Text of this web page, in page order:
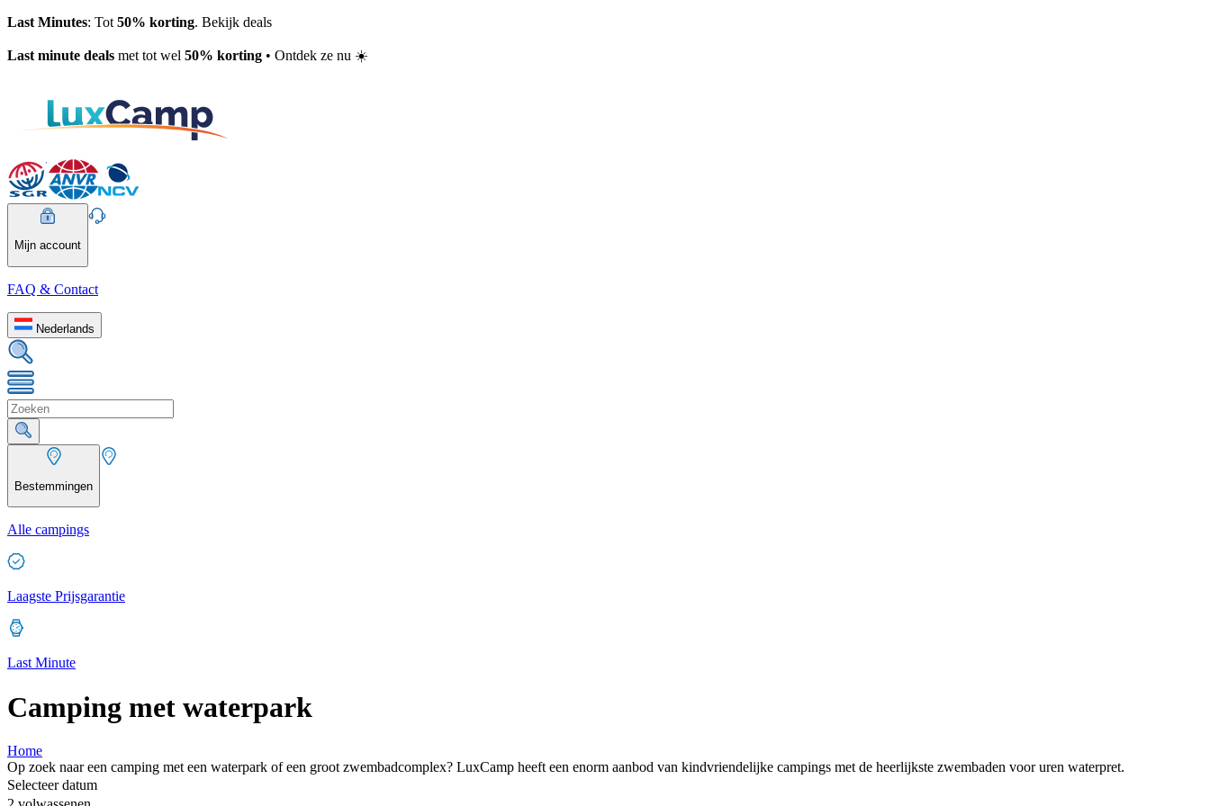
Last Minutes: Tot 50% korting. Bekijk deals
Last minute deals met tot wel 50% korting • Ontdek ze nu ☀️
Mijn account
FAQ & Contact
Nederlands
Bestemmingen
Alle campings
Laagste Prijsgarantie
Last Minute
Camping met waterpark
Home
Op zoek naar een camping met een waterpark of een groot zwembadcomplex? LuxCamp heeft een enorm aanbod van kindvriendelijke campings met de heerlijkste zwembaden voor uren waterpret.
Selecteer datum